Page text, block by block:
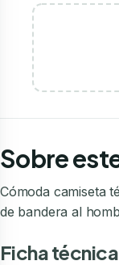
Sobre
Cómoda camiseta
de bandera al
Ficha técnica